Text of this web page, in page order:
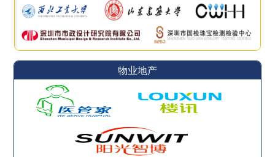
物业地产